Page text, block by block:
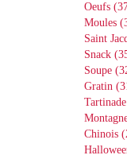
Oeufs
Moules
Saint
Snack
Soupe
Gratin
Tartinade
Chinois